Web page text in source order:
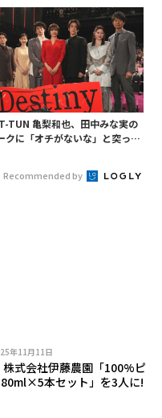
TUN 亀梨和也、田中みな実の
クに「オチがないな」と突っ込
Recommended by
年11月11日
株式会社伊藤農園「100%ピ
本セット」を3人に!